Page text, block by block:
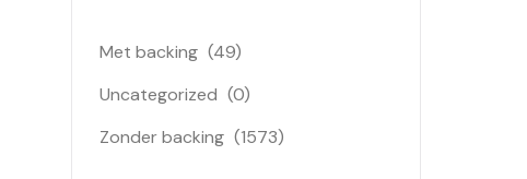
Met backing (49)
Uncategorized (0)
Zonder backing (1573)